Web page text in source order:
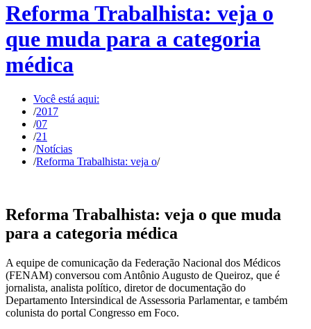
Reforma Trabalhista: veja o
que muda para a categoria
médica
Você está aqui:
/2017
/07
/21
/Notícias
/Reforma Trabalhista: veja o/
Reforma Trabalhista: veja o que muda
para a categoria médica
A equipe de comunicação da Federação Nacional dos Médicos
(FENAM) conversou com Antônio Augusto de Queiroz, que é
jornalista, analista político, diretor de documentação do
Departamento Intersindical de Assessoria Parlamentar, e também
colunista do portal Congresso em Foco.